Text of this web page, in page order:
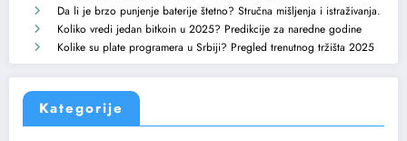
Da li je brzo punjenje baterije štetno? Stručna mišljenja i istraživanja.
Koliko vredi jedan bitkoin u 2025? Predikcije za naredne godine
Kolike su plate programera u Srbiji? Pregled trenutnog tržišta 2025
Kategorije